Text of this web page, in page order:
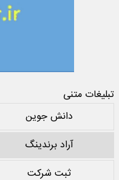
تبلیغات متنی
دانش جوین
آراد برندینگ
ثبت شرکت